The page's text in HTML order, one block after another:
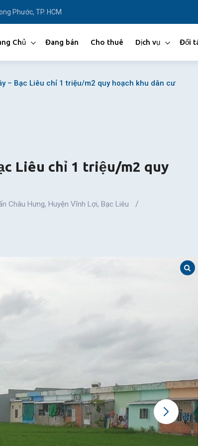
Phước, TP. HCM
Chủ Đang bán Cho thuê Dịch vụ Đối
– Bạc Liêu chỉ 1 triệu/m2 quy hoạch khu dân cư
Liêu chỉ 1 triệu/m2 quy
Châu Hưng, Huyện Vĩnh Lợi, Bạc Liêu